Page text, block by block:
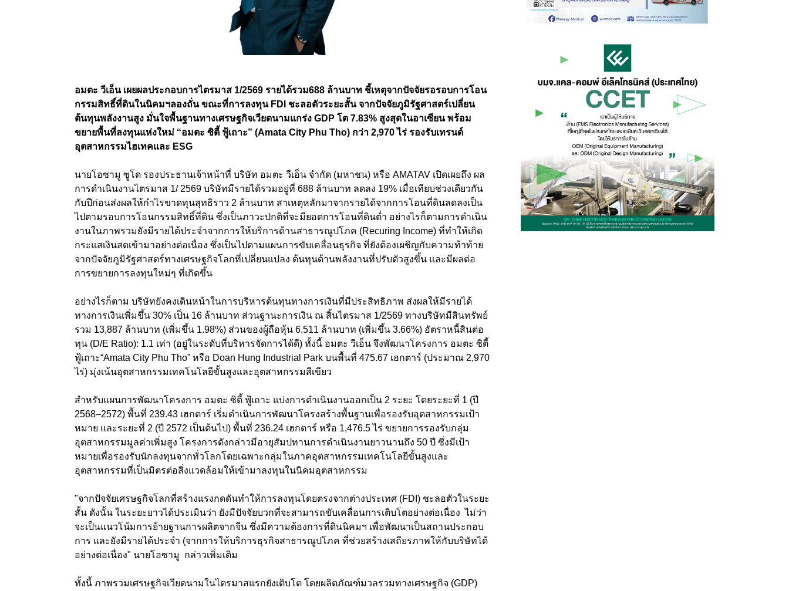
อมตะ วีเอ็น เผยผลประกอบการไตรมาส 1/2569 รายได้รวม688 ล้านบาท ชี้เหตุจากปัจจัยรอรอบการโอน
กรรมสิทธิ์ที่ดินในนิคมฯลองถั่น ขณะที่การลงทุน FDI ชะลอตัวระยะสั้น จากปัจจัยภูมิรัฐศาสตร์เปลี่ยน
ต้นทุนพลังงานสูง มั่นใจพื้นฐานทางเศรษฐกิจเวียดนามแกร่ง GDP โต 7.83% สูงสุดในอาเซียน พร้อม
ขยายพื้นที่ลงทุนแห่งใหม่ “อมตะ ซิตี้ ฟู้เถาะ” (Amata City Phu Tho) กว่า 2,970 ไร่ รองรับเทรนด์
อุตสาหกรรมไฮเทคและ ESG
นายโอซามู ซูโด รองประธานเจ้าหน้าที่ บริษัท อมตะ วีเอ็น จำกัด (มหาชน) หรือ AMATAV เปิดเผยถึง ผล
การดำเนินงานไตรมาส 1/ 2569 บริษัทมีรายได้รวมอยู่ที่ 688 ล้านบาท ลดลง 19% เมื่อเทียบช่วงเดียวกัน
กับปีก่อนส่งผลให้กำไรขาดทุนสุทธิราว 2 ล้านบาท สาเหตุหลักมาจากรายได้จากการโอนที่ดินลดลงเป็น
ไปตามรอบการโอนกรรมสิทธิ์ที่ดิน ซึ่งเป็นภาวะปกติที่จะมียอดการโอนที่ดินต่ำ อย่างไรก็ตามการดำเนิน
งานในภาพรวมยังมีรายได้ประจำจากการให้บริการด้านสาธารณูปโภค (Recuring Income) ที่ทำให้เกิด
กระแสเงินสดเข้ามาอย่างต่อเนื่อง ซึ่งเป็นไปตามแผนการขับเคลื่อนธุรกิจ ที่ยังต้องเผชิญกับความท้าท้าย
จากปัจจัยภูมิรัฐศาสตร์ทางเศรษฐกิจโลกที่เปลี่ยนแปลง ต้นทุนด้านพลังงานที่ปรับตัวสูงขึ้น และมีผลต่อ
การขยายการลงทุนใหม่ๆ ที่เกิดขึ้น
อย่างไรก็ตาม บริษัทยังคงเดินหน้าในการบริหารต้นทุนทางการเงินที่มีประสิทธิภาพ ส่งผลให้มีรายได้
ทางการเงินเพิ่มขึ้น 30% เป็น 16 ล้านบาท ส่วนฐานะการเงิน ณ สิ้นไตรมาส 1/2569 ทางบริษัทมีสินทรัพย์
รวม 13,887 ล้านบาท (เพิ่มขึ้น 1.98%) ส่วนของผู้ถือหุ้น 6,511 ล้านบาท (เพิ่มขึ้น 3.66%) อัตราหนี้สินต่อ
ทุน (D/E Ratio): 1.1 เท่า (อยู่ในระดับที่บริหารจัดการได้ดี) ทั้งนี้ อมตะ วีเอ็น จึงพัฒนาโครงการ อมตะ ซิตี้
ฟู้เถาะ“Amata City Phu Tho” หรือ Doan Hung Industrial Park บนพื้นที่ 475.67 เฮกตาร์ (ประมาณ 2,970
ไร่) มุ่งเน้นอุตสาหกรรมเทคโนโลยีขั้นสูงและอุตสาหกรรมสีเขียว
สำหรับแผนการพัฒนาโครงการ อมตะ ซิตี้ ฟู้เถาะ แบ่งการดำเนินงานออกเป็น 2 ระยะ โดยระยะที่ 1 (ปี
2568–2572) พื้นที่ 239.43 เฮกตาร์ เริ่มดำเนินการพัฒนาโครงสร้างพื้นฐานเพื่อรองรับอุตสาหกรรมเป้า
หมาย และระยะที่ 2 (ปี 2572 เป็นต้นไป) พื้นที่ 236.24 เฮกตาร์ หรือ 1,476.5 ไร่ ขยายการรองรับกลุ่ม
อุตสาหกรรมมูลค่าเพิ่มสูง โครงการดังกล่าวมีอายุสัมปทานการดำเนินงานยาวนานถึง 50 ปี ซึ่งมีเป้า
หมายเพื่อรองรับนักลงทุนจากทั่วโลกโดยเฉพาะกลุ่มในภาคอุตสาหกรรมเทคโนโลยีขั้นสูงและ
อุตสาหกรรมที่เป็นมิตรต่อสิ่งแวดล้อมให้เข้ามาลงทุนในนิคมอุตสาหกรรม
"จากปัจจัยเศรษฐกิจโลกที่สร้างแรงกดดันทำให้การลงทุนโดยตรงจากต่างประเทศ (FDI) ชะลอตัวในระยะ
สั้น ดังนั้น ในระยะยาวได้ประเมินว่า ยังมีปัจจัยบวกที่จะสามารถขับเคลื่อนการเติบโตอย่างต่อเนื่อง ไม่ว่า
จะเป็นแนวโน้มการย้ายฐานการผลิตจากจีน ซึ่งมีความต้องการที่ดินนิคมฯ เพื่อพัฒนาเป็นสถานประกอบ
การ และยังมีรายได้ประจำ (จากการให้บริการธุรกิจสาธารณูปโภค ที่ช่วยสร้างเสถียรภาพให้กับบริษัทได้
อย่างต่อเนื่อง" นายโอซามู กล่าวเพิ่มเติม
ทั้งนี้ ภาพรวมเศรษฐกิจเวียดนามในไตรมาสแรกยังเติบโต โดยผลิตภัณฑ์มวลรวมทางเศรษฐกิจ (GDP)